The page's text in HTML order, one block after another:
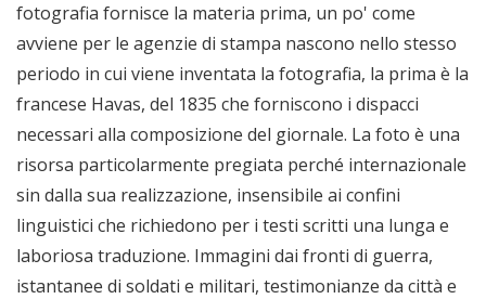
fotografia fornisce la materia prima, un po' come
avviene per le agenzie di stampa nascono nello stesso
periodo in cui viene inventata la fotografia, la prima è la
francese Havas, del 1835 che forniscono i dispacci
necessari alla composizione del giornale. La foto è una
risorsa particolarmente pregiata perché internazionale
sin dalla sua realizzazione, insensibile ai confini
linguistici che richiedono per i testi scritti una lunga e
laboriosa traduzione. Immagini dai fronti di guerra,
istantanee di soldati e militari, testimonianze da città e